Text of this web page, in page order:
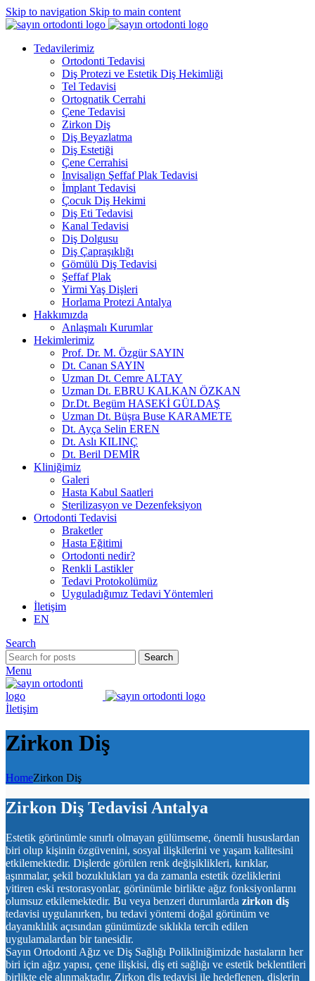
Skip to navigation Skip to main content
Tedavilerimiz
Ortodonti Tedavisi
Diş Protezi ve Estetik Diş Hekimliği
Tel Tedavisi
Ortognatik Cerrahi
Çene Tedavisi
Zirkon Diş
Diş Beyazlatma
Diş Estetiği
Çene Cerrahisi
Invisalign Şeffaf Plak Tedavisi
İmplant Tedavisi
Çocuk Diş Hekimi
Diş Eti Tedavisi
Kanal Tedavisi
Diş Dolgusu
Diş Çapraşıklığı
Gömülü Diş Tedavisi
Şeffaf Plak
Yirmi Yaş Dişleri
Horlama Protezi Antalya
Hakkımızda
Anlaşmalı Kurumlar
Hekimlerimiz
Prof. Dr. M. Özgür SAYIN
Dt. Canan SAYIN
Uzman Dt. Cemre ALTAY
Uzman Dt. EBRU KALKAN ÖZKAN
Dr.Dt. Begüm HASEKİ GÜLDAŞ
Uzman Dt. Büşra Buse KARAMETE
Dt. Ayça Selin EREN
Dt. Aslı KILINÇ
Dt. Beril DEMİR
Kliniğimiz
Galeri
Hasta Kabul Saatleri
Sterilizasyon ve Dezenfeksiyon
Ortodonti Tedavisi
Braketler
Hasta Eğitimi
Ortodonti nedir?
Renkli Lastikler
Tedavi Protokolümüz
Uyguladığımız Tedavi Yöntemleri
İletişim
EN
Search
Search
Menu
İletişim
Zirkon Diş
HomeZirkon Diş
Zirkon Diş Tedavisi Antalya
Estetik görünümle sınırlı olmayan gülümseme, önemli hususlardan
biri olup kişinin özgüvenini, sosyal ilişkilerini ve yaşam kalitesini
etkilemektedir. Dişlerde görülen renk değişiklikleri, kırıklar,
aşınmalar, şekil bozuklukları ya da zamanla estetik özeliklerini
yitiren eski restorasyonlar, görünümle birlikte ağız fonksiyonlarını
olumsuz etkilemektedir. Bu veya benzeri durumlarda zirkon diş
tedavisi uygulanırken, bu tedavi yöntemi doğal görünüm ve
dayanıklılık açısından günümüzde sıklıkla tercih edilen
uygulamalardan bir tanesidir.
Sayın Ortodonti Ağız ve Diş Sağlığı Polikliniğimizde hastaların her
biri için ağız yapısı, çene ilişkisi, diş eti sağlığı ve estetik beklentileri
birlikte ele alınmaktadır. Zirkon diş tedavisi ile hedeflenen, dişlerin